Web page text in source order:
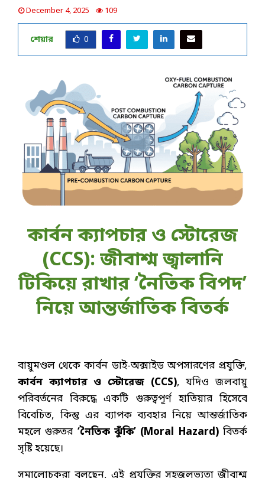
December 4, 2025 109
শেয়ার 0
কার্বন ক্যাপচার ও স্টোরেজ
(CCS): জীবাশ্ম জ্বালানি
টিকিয়ে রাখার ‘নৈতিক বিপদ’
নিয়ে আন্তর্জাতিক বিতর্ক
বায়ুমণ্ডল থেকে কার্বন ডাই-অক্সাইড অপসারণের প্রযুক্তি,
কার্বন ক্যাপচার ও স্টোরেজ (CCS), যদিও জলবায়ু
পরিবর্তনের বিরুদ্ধে একটি গুরুত্বপূর্ণ হাতিয়ার হিসেবে
বিবেচিত, কিন্তু এর ব্যাপক ব্যবহার নিয়ে আন্তর্জাতিক
মহলে গুরুতর ‘নৈতিক ঝুঁকি’ (Moral Hazard)বিতর্ক
সৃষ্টি হয়েছে।